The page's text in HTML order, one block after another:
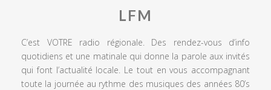
LFM
C’est VOTRE radio régionale. Des rendez-vous d’info
quotidiens et une matinale qui donne la parole aux invités
qui font l’actualité locale. Le tout en vous accompagnant
toute la journée au rythme des musiques des années 80’s